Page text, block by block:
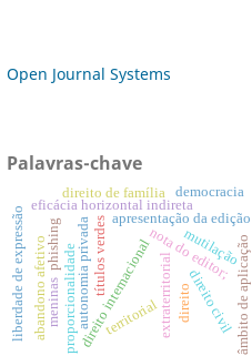
Open Journal Systems
Palavras-chave
direito
direito internacionalnota do editor;âmbito de aplicação
territorialextraterritorial
apresentação da edição
autonomia privada
eficácia horizontal indireta
proporcionalidade
phishing
abandono afetivo
direito de família democracia
liberdade de expressão títulos verdes
direito civil
mutilação
meninas